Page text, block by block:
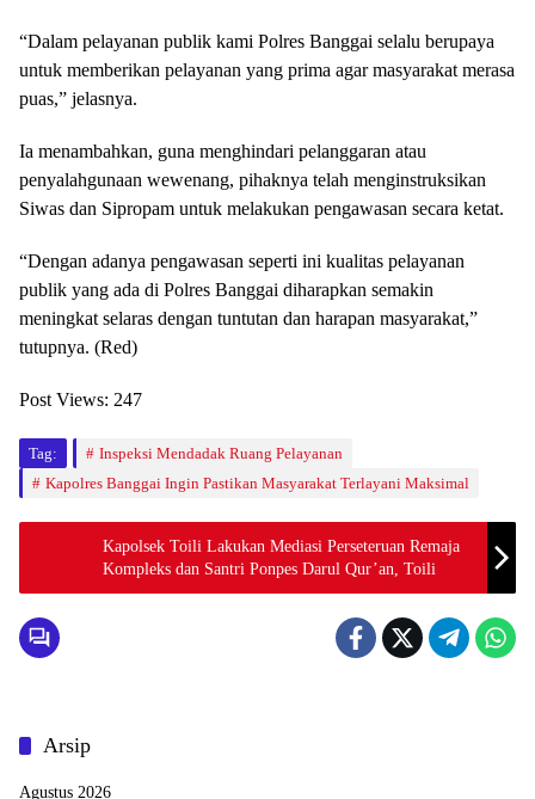
“Dalam pelayanan publik kami Polres Banggai selalu berupaya
untuk memberikan pelayanan yang prima agar masyarakat merasa
puas,” jelasnya.
Ia menambahkan, guna menghindari pelanggaran atau
penyalahgunaan wewenang, pihaknya telah menginstruksikan
Siwas dan Sipropam untuk melakukan pengawasan secara ketat.
“Dengan adanya pengawasan seperti ini kualitas pelayanan
publik yang ada di Polres Banggai diharapkan semakin
meningkat selaras dengan tuntutan dan harapan masyarakat,”
tutupnya. (Red)
Post Views: 247
Tag:
Inspeksi Mendadak Ruang Pelayanan
Kapolres Banggai Ingin Pastikan Masyarakat Terlayani Maksimal
Kapolsek Toili Lakukan Mediasi Perseteruan Remaja
Kompleks dan Santri Ponpes Darul Qur’an, Toili
Arsip
Agustus 2026